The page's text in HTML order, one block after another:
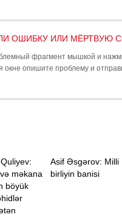
ОШИБКУ ИЛИ МЁРТВУЮ
фрагмент мышкой и
окне опишите проблему и
məkana
böyük
Asif Əsgərov: Milli
birliyin banisi